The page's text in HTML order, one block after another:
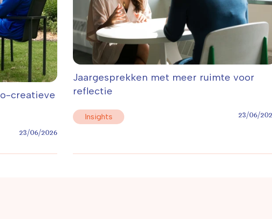
creatieve
23/06/2026
Jaargesprekken met meer ruimte voor
reflectie
Insights 23/06/